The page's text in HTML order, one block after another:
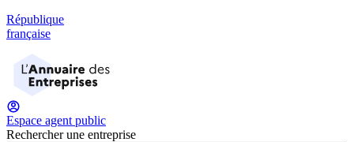
République
française
Espace agent public
Rechercher une entreprise